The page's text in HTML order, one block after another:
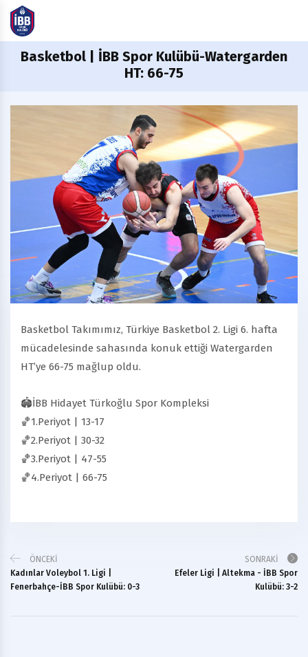
Basketbol | İBB Spor Kulübü-Watergarden
HT: 66-75
Basketbol Takımımız, Türkiye Basketbol 2. Ligi 6. hafta
mücadelesinde sahasında konuk ettiği Watergarden
HT’ye 66-75 mağlup oldu.
🏟️İBB Hidayet Türkoğlu Spor Kompleksi
🏀1.Periyot | 13-17
🏀2.Periyot | 30-32
🏀3.Periyot | 47-55
🏀4.Periyot | 66-75
ÖNCEKI
Kadınlar Voleybol 1. Ligi |
Fenerbahçe-İBB Spor Kulübü: 0-3
SONRAKI
Efeler Ligi | Altekma - İBB Spor
Kulübü: 3-2